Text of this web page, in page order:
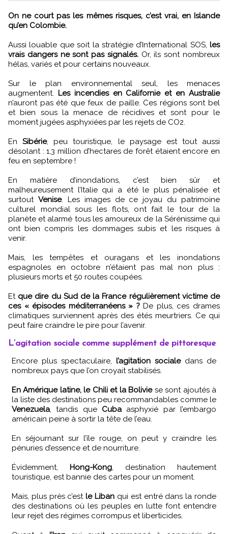
On ne court pas les mêmes risques, c’est vrai, en Islande
qu’en Colombie.
Aussi louable que soit la stratégie d’International SOS, les
vrais dangers ne sont pas signalés.Or, ils sont nombreux
hélas, variés et pour certains nouveaux.
Sur le plan environnemental seul, les menaces
augmentent. Les incendies en Californie et en Australie
n’auront pas été que feux de paille. Ces régions sont bel
et bien sous la menace de récidives et sont pour le
moment jugées asphyxiées par les rejets de CO2.
EnSibérie, peu touristique, le paysage est tout aussi
désolant : 1,3 million d’hectares de forêt étaient encore en
feu en septembre !
En matière d’inondations, c’est bien sûr et
malheureusement l’Italie qui a été le plus pénalisée et
surtout Venise. Les images de ce joyau du patrimoine
culturel mondial sous les flots, ont fait le tour de la
planète et alarmé tous les amoureux de la Sérénissime qui
ont bien compris les dommages subis et les risques à
venir.
Mais, les tempêtes et ouragans et les inondations
espagnoles en octobre n’étaient pas mal non plus :
plusieurs morts et 50 routes coupées.
Et que dire du Sud de la France régulièrement victime de
ces « épisodes méditerranéens » ?De plus, ces drames
climatiques surviennent après des étés meurtriers. Ce qui
peut faire craindre le pire pour l’avenir.
L’agitation sociale comme supplément de pittoresque
Encore plus spectaculaire, l’agitation socialedans de
nombreux pays que l’on croyait stabilisés.
En Amérique latine, le Chili et la Boliviese sont ajoutés à
la liste des destinations peu recommandables comme le
Venezuela, tandis que Cuba asphyxié par l’embargo
américain peine à sortir la tête de l’eau.
En séjournant sur l’île rouge, on peut y craindre les
pénuries d’essence et de nourriture.
Évidemment, Hong-Kong, destination hautement
touristique, est bannie des cartes pour un moment.
Mais, plus près c’estle Liban qui est entré dans la ronde
des destinations où les peuples en lutte font entendre
leur rejet des régimes corrompus et liberticides.